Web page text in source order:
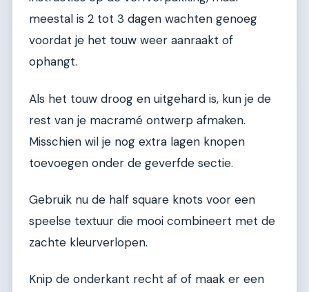
meestal is 2 tot 3 dagen wachten genoeg
voordat je het touw weer aanraakt of
ophangt.
Als het touw droog en uitgehard is, kun je de
rest van je macramé ontwerp afmaken.
Misschien wil je nog extra lagen knopen
toevoegen onder de geverfde sectie.
Gebruik nu de half square knots voor een
speelse textuur die mooi combineert met de
zachte kleurverlopen.
Knip de onderkant recht af of maak er een